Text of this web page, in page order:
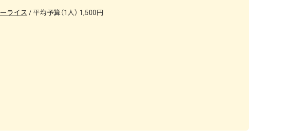
ライス 平均予算（1人） 1,500円